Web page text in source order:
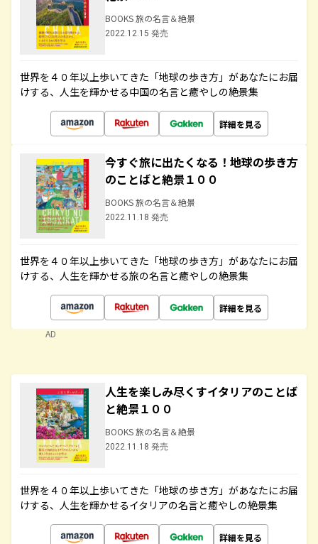
BOOKS 旅の名言＆絶景
2022.12.15 発売
世界を４０年以上歩いてきた「地球の歩き方」があなたにお届
けする、人生を輝かせる中国の名言と癒やしの絶景集
詳細を見る
今すぐ旅に出たくなる！地球の歩き方
のことばと絶景１００
BOOKS 旅の名言＆絶景
2022.11.18 発売
世界を４０年以上歩いてきた「地球の歩き方」があなたにお届
けする、人生を輝かせる旅の名言と癒やしの絶景集
詳細を見る
AD
人生を楽しみ尽くすイタリアのことば
と絶景１００
BOOKS 旅の名言＆絶景
2022.11.18 発売
世界を４０年以上歩いてきた「地球の歩き方」があなたにお届
けする、人生を輝かせるイタリアの名言と癒やしの絶景集
詳細を見る